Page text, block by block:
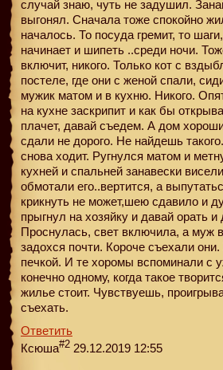
случай знаю, чуть не задушил.
выгонял. Сначала тоже спокойно
началось. То посуда гремит, то
начинает и шипеть ..среди ночи.
включит, никого. Только кот с
постеле, где они с женой спали,
мужик матом и в кухню. Никого.
на кухне заскрипит и как бы
плачет, давай съедем. А дом
сдали не дорого. Не найдешь
снова ходит. Ругнулся матом и
кухней и спальней занавески
обмотали его..вертится, а
крикнуть не может,шею сдавило и
прыгнул на хозяйку и давай орать и
Проснулась, свет включила, а муж
задохся почти. Короче съехали
печкой. И те хоромы вспоминали с
конечно одному, когда такое
жилье стоит. Чувствуешь,
съехать.
Ответить
Ксюша#2 29.12.2019 12:55